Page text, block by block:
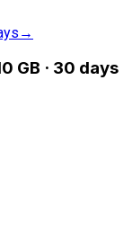
→
GB · 30 days